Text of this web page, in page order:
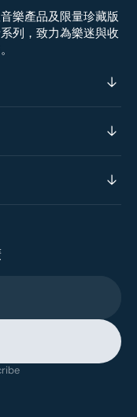
樂產品及限量珍藏版
列，致力為樂迷與收